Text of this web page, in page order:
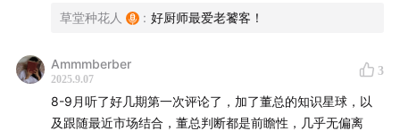
草堂种花人 : 好厨师最爱老饕客！
Ammmberber
2025.9.07
3
8-9月听了好几期第一次评论了，加了董总的知识星球，以
及跟随最近市场结合，董总判断都是前瞻性，几乎无偏离